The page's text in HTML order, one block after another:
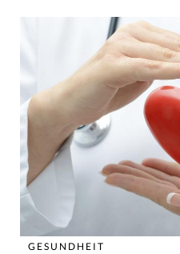
GESUNDHEIT